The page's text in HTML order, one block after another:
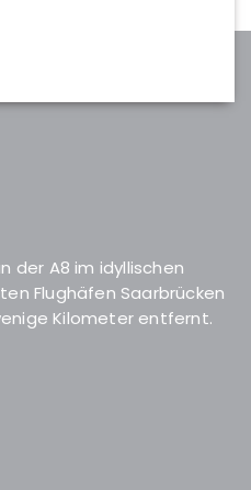
der A8 im idyllischen
Flughäfen Saarbrücken
Kilometer entfernt.